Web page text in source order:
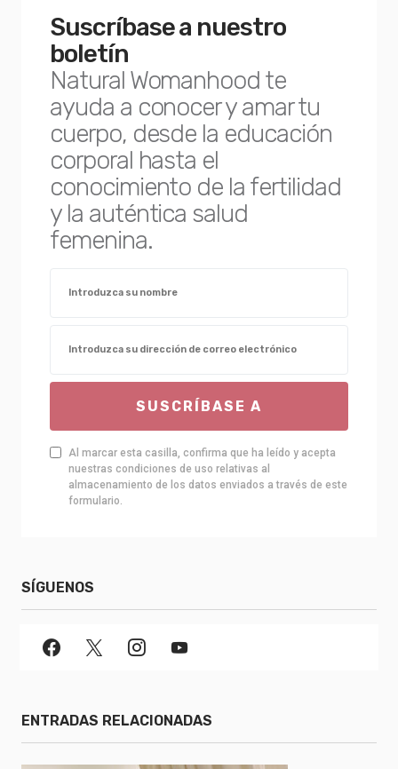
Suscríbase a nuestro
boletín
Natural Womanhood te
ayuda a conocer y amar tu
cuerpo, desde la educación
corporal hasta el
conocimiento de la fertilidad
y la auténtica salud
femenina.
SUSCRÍBASE A
Al marcar esta casilla, confirma que ha leído y acepta
nuestras condiciones de uso relativas al
almacenamiento de los datos enviados a través de este
formulario.
SÍGUENOS
ENTRADAS RELACIONADAS